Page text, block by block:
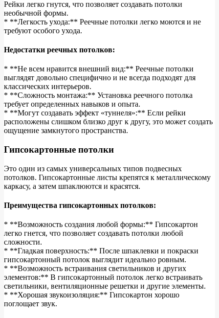
Рейки легко гнутся, что позволяет создавать потолки
необычной формы.
* **Легкость ухода:** Реечные потолки легко моются и не
требуют особого ухода.
Недостатки реечных потолков:
* **Не всем нравится внешний вид:** Реечные потолки
выглядят довольно специфично и не всегда подходят для
классических интерьеров.
* **Сложность монтажа:** Установка реечного потолка
требует определенных навыков и опыта.
* **Могут создавать эффект «туннеля»:** Если рейки
расположены слишком близко друг к другу, это может создать
ощущение замкнутого пространства.
Гипсокартонные потолки
Это один из самых универсальных типов подвесных
потолков. Гипсокартонные листы крепятся к металлическому
каркасу, а затем шпаклюются и красятся.
Преимущества гипсокартонных потолков:
* **Возможность создания любой формы:** Гипсокартон
легко гнется, что позволяет создавать потолки любой
сложности.
* **Гладкая поверхность:** После шпаклевки и покраски
гипсокартонный потолок выглядит идеально ровным.
* **Возможность встраивания светильников и других
элементов:** В гипсокартонный потолок легко встраивать
светильники, вентиляционные решетки и другие элементы.
* **Хорошая звукоизоляция:** Гипсокартон хорошо
поглощает звук.